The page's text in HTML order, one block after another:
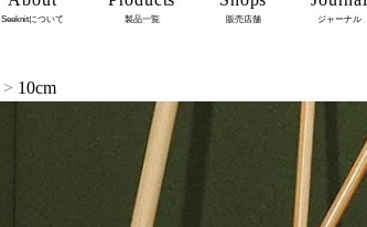
Seeknitについて 製品一覧 販売店舗 ジャーナル
10cm